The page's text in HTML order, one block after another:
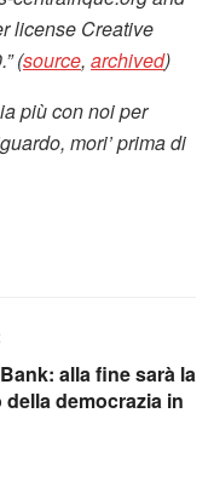
license Creative
(source, archived)
più con noi per
mori’ prima di
alla fine sarà la
democrazia in